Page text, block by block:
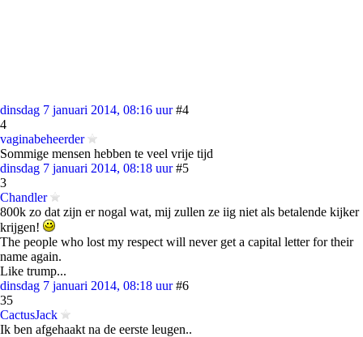
dinsdag 7 januari 2014, 08:16 uur #4
4
vaginabeheerder
Sommige mensen hebben te veel vrije tijd
dinsdag 7 januari 2014, 08:18 uur #5
3
Chandler
800k zo dat zijn er nogal wat, mij zullen ze iig niet als betalende kijker
krijgen!
The people who lost my respect will never get a capital letter for their
name again.
Like trump...
dinsdag 7 januari 2014, 08:18 uur #6
35
CactusJack
Ik ben afgehaakt na de eerste leugen..